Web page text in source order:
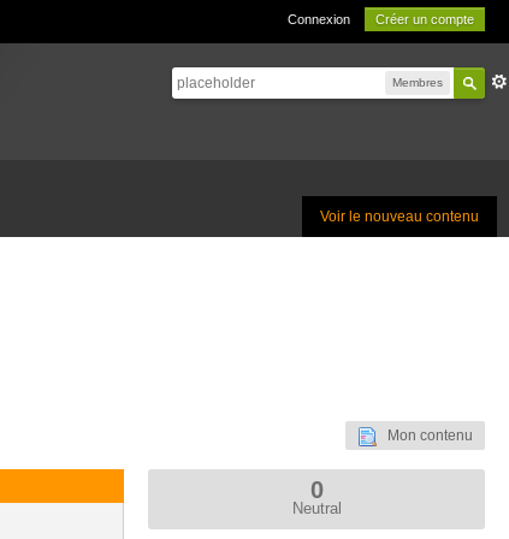
Connexion Créer un compte
Membres
Voir le nouveau contenu
Mon contenu
0
Neutral